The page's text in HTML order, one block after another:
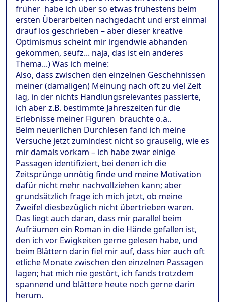
früher habe ich über so etwas frühestens beim
ersten Überarbeiten nachgedacht und erst einmal
drauf los geschrieben – aber dieser kreative
Optimismus scheint mir irgendwie abhanden
gekommen, seufz... naja, das ist ein anderes
Thema...) Was ich meine:
Also, dass zwischen den einzelnen Geschehnissen
meiner (damaligen) Meinung nach oft zu viel Zeit
lag, in der nichts Handlungsrelevantes passierte,
ich aber z.B. bestimmte Jahreszeiten für die
Erlebnisse meiner Figuren brauchte o.ä..
Beim neuerlichen Durchlesen fand ich meine
Versuche jetzt zumindest nicht so grauselig, wie es
mir damals vorkam – ich habe zwar einige
Passagen identifiziert, bei denen ich die
Zeitsprünge unnötig finde und meine Motivation
dafür nicht mehr nachvollziehen kann; aber
grundsätzlich frage ich mich jetzt, ob meine
Zweifel diesbezüglich nicht übertrieben waren.
Das liegt auch daran, dass mir parallel beim
Aufräumen ein Roman in die Hände gefallen ist,
den ich vor Ewigkeiten gerne gelesen habe, und
beim Blättern darin fiel mir auf, dass hier auch oft
etliche Monate zwischen den einzelnen Passagen
lagen; hat mich nie gestört, ich fands trotzdem
spannend und blättere heute noch gerne darin
herum.